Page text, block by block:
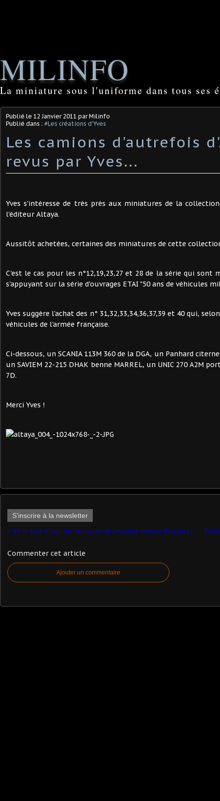
MILINFO
La miniature sous l'uniforme dans tous ses
Publié le 12 Janvier 2011 par Milinfo
Publié dans : #Les créations d'Yves
Les camions d'autrefois
revus par Yves...
Yves s'intéresse de très près aux miniatures de la
l'éditeur Altaya.
Aussitôt achetées, certaines des miniatures de cette
C'est le cas pour les n°12,19,23,27 et 28 de la série qui sont
s'appuyant sur la série d'ouvrages ETAI "50 ans de véhicules
Yves suggère l'achat des n° 31,32,33,34,36,37,39 et 40 qui,
véhicules de l'armée française.
Ci-dessous, un SCANIA 113M 360 de la DGA, un Panhard
un SAVIEM 22-215 DHAK benne MARREL, un UNIC 270 A2M
7D.
Merci Yves !
S'inscrire à la newsletter
Série test Atlas : les véhicules de premiers secours (Master premier secours Protection civile Eligor)
Commenter cet article
Ajouter un commentaire